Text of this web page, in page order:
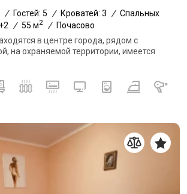
/ Гостей: 5 / Кроватей: 3 / Спальных
/ 55 м2 /
Почасово
в центре города, рядом с
на охраняемой территории, имеется